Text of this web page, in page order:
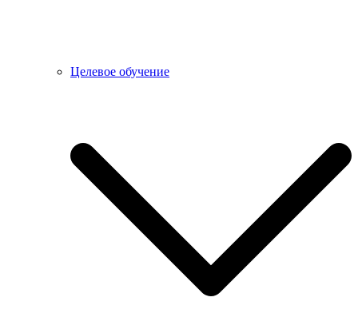
Целевое обучение